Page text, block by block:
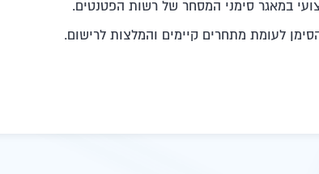
במאגר סימני המסחר של רשות הפטנטים.
לעומת מתחרים קיימים והמלצות לרישום.